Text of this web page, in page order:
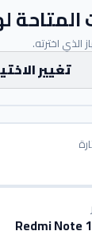
الذي اخترته.
تغيير
Redmi Note